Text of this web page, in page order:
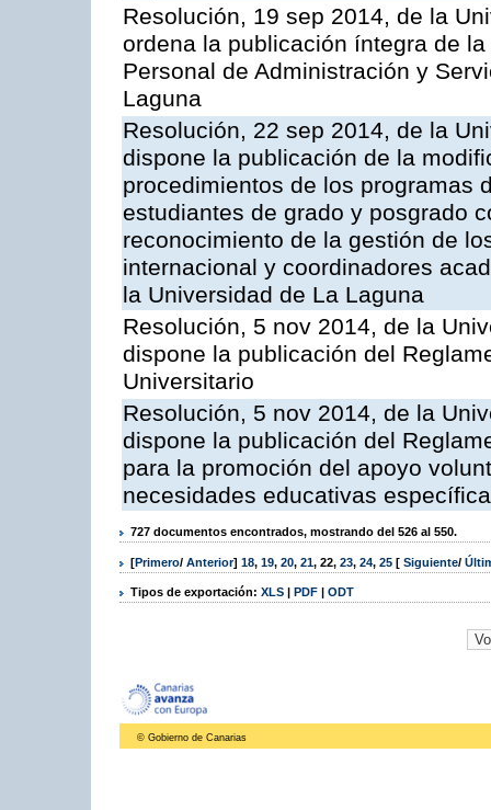
Resolución, 19 sep 2014, de la
ordena la publicación íntegra de
Personal de Administración y
Laguna
Resolución, 22 sep 2014, de la
dispone la publicación de la
procedimientos de los programas
estudiantes de grado y posgrado
reconocimiento de la gestión de
internacional y coordinadores
la Universidad de La Laguna
Resolución, 5 nov 2014, de la
dispone la publicación del
Universitario
Resolución, 5 nov 2014, de la
dispone la publicación del
para la promoción del apoyo
necesidades educativas
727 documentos encontrados, mostrando del 526 al 550.
[Primero/ Anterior] 18, 19, 20, 21, 22, 23, 24, 25 [ Siguiente/
Tipos de exportación: XLS | PDF | ODT
© Gobierno de Canarias